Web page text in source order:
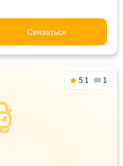
Связаться
5.1 1